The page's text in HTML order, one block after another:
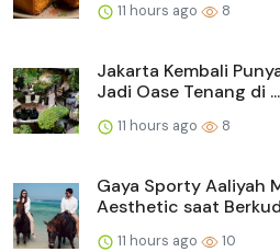
11 hours ago 8
Jakarta Kembali
Jadi Oase Tenang di ...
11 hours ago 8
Gaya Sporty Aaliyah
Aesthetic saat
11 hours ago 10